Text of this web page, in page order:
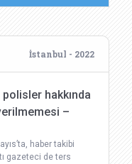
İstanbul - 2022
hakkında
–
haber takibi
gazeteci de ters